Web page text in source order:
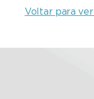
Voltar para